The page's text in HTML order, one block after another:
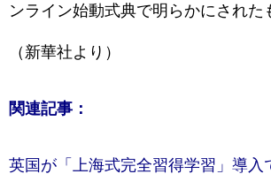
ンライン始動式典で明らかにされた
（新華社より）
関連記事：
英国が「上海式完全習得学習」導入